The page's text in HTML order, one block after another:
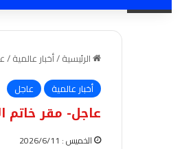
الرئيسية/أخبار عالمية/
أخبار عالمية
عاجل
عاجل- مقر خاتم
الخميس : 2026/6/11